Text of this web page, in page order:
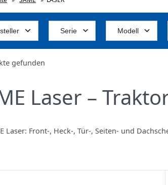
Serie Modell
gefunden
Laser –
Laser: Front‑, Heck‑, Tür‑, Seiten‑ und